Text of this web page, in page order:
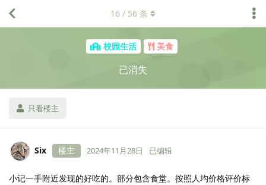
校园生活 美食
已消失
只看楼主
16 / 56 条
Six 楼主 2024年11月28日 已编辑
小记一手附近发现的好吃的。部分包含食堂。按照人均价格评价标